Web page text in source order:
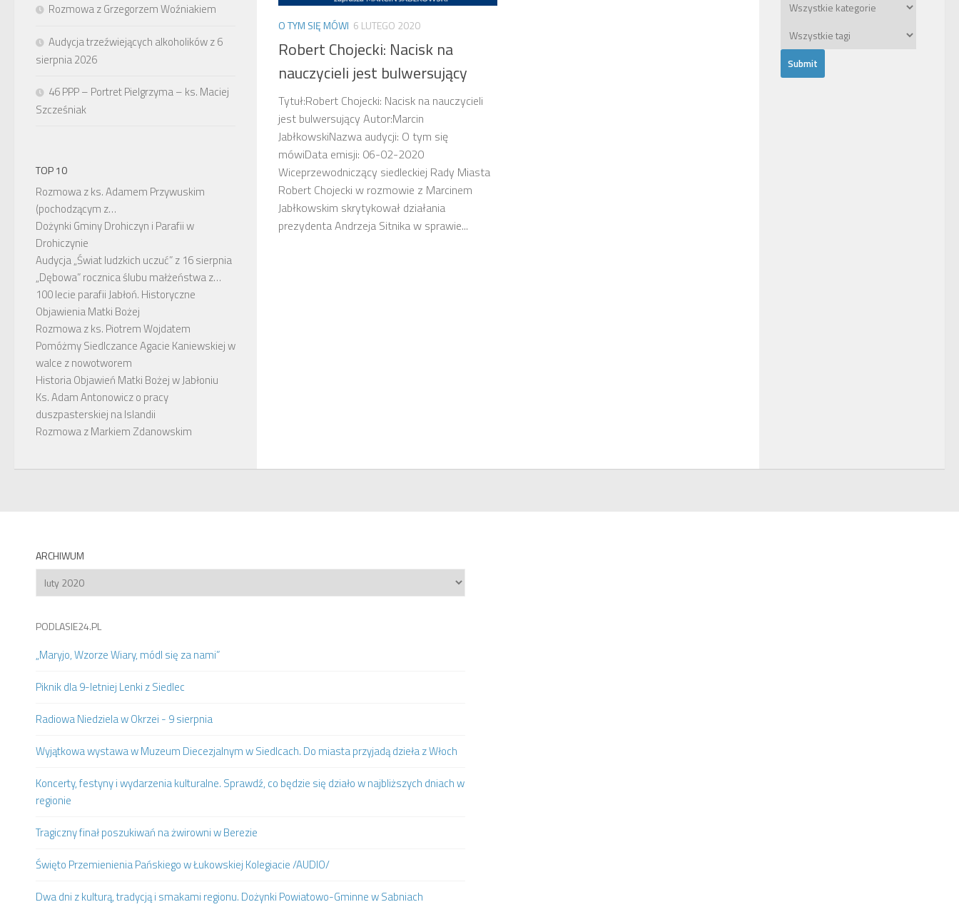
O TYM SIĘ MÓWI 6 LUTEGO 2020
Robert Chojecki: Nacisk na
nauczycieli jest bulwersujący
Tytuł:Robert Chojecki: Nacisk na nauczycieli
jest bulwersujący Autor:Marcin
JabłkowskiNazwa audycji: O tym się
mówiData emisji: 06-02-2020
Wiceprzewodniczący siedleckiej Rady Miasta
Robert Chojecki w rozmowie z Marcinem
Jabłkowskim skrytykował działania
prezydenta Andrzeja Sitnika w sprawie...
Rozmowa z Grzegorzem Woźniakiem
Audycja trzeźwiejących alkoholików z 6
sierpnia 2026
46 PPP – Portret Pielgrzyma – ks. Maciej
Szcześniak
TOP 10
Rozmowa z ks. Adamem Przywuskim
(pochodzącym z…
Dożynki Gminy Drohiczyn i Parafii w
Drohiczynie
Audycja „Świat ludzkich uczuć” z 16 sierpnia
„Dębowa” rocznica ślubu małżeństwa z…
100 lecie parafii Jabłoń. Historyczne
Objawienia Matki Bożej
Rozmowa z ks. Piotrem Wojdatem
Pomóżmy Siedlczance Agacie Kaniewskiej w
walce z nowotworem
Historia Objawień Matki Bożej w Jabłoniu
Ks. Adam Antonowicz o pracy
duszpasterskiej na Islandii
Rozmowa z Markiem Zdanowskim
ARCHIWUM
Archiwum
PODLASIE24.PL
„Maryjo, Wzorze Wiary, módl się za nami”
Piknik dla 9-letniej Lenki z Siedlec
Radiowa Niedziela w Okrzei - 9 sierpnia
Wyjątkowa wystawa w Muzeum Diecezjalnym w Siedlcach. Do miasta przyjadą dzieła z Włoch
Koncerty, festyny i wydarzenia kulturalne. Sprawdź, co będzie się działo w najbliższych dniach w
regionie
Tragiczny finał poszukiwań na żwirowni w Berezie
Święto Przemienienia Pańskiego w Łukowskiej Kolegiacie /AUDIO/
Dwa dni z kulturą, tradycją i smakami regionu. Dożynki Powiatowo-Gminne w Sabniach